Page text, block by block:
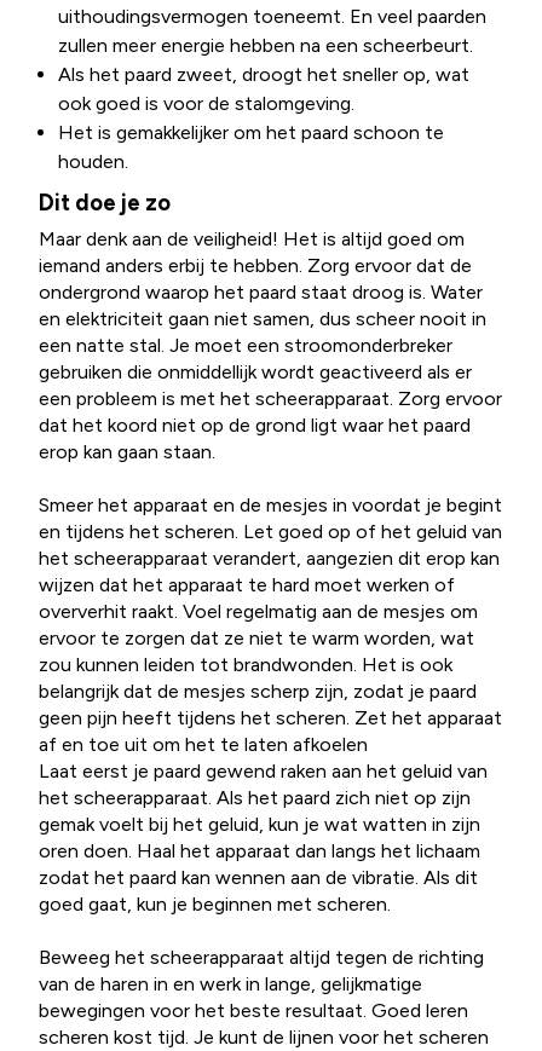
uithoudingsvermogen toeneemt. En veel paarden
zullen meer energie hebben na een scheerbeurt.
Als het paard zweet, droogt het sneller op, wat
ook goed is voor de stalomgeving.
Het is gemakkelijker om het paard schoon te
houden.
Dit doe je zo
Maar denk aan de veiligheid! Het is altijd goed om
iemand anders erbij te hebben. Zorg ervoor dat de
ondergrond waarop het paard staat droog is. Water
en elektriciteit gaan niet samen, dus scheer nooit in
een natte stal. Je moet een stroomonderbreker
gebruiken die onmiddellijk wordt geactiveerd als er
een probleem is met het scheerapparaat. Zorg ervoor
dat het koord niet op de grond ligt waar het paard
erop kan gaan staan.
Smeer het apparaat en de mesjes in voordat je begint
en tijdens het scheren. Let goed op of het geluid van
het scheerapparaat verandert, aangezien dit erop kan
wijzen dat het apparaat te hard moet werken of
oververhit raakt. Voel regelmatig aan de mesjes om
ervoor te zorgen dat ze niet te warm worden, wat
zou kunnen leiden tot brandwonden. Het is ook
belangrijk dat de mesjes scherp zijn, zodat je paard
geen pijn heeft tijdens het scheren. Zet het apparaat
af en toe uit om het te laten afkoelen
Laat eerst je paard gewend raken aan het geluid van
het scheerapparaat. Als het paard zich niet op zijn
gemak voelt bij het geluid, kun je wat watten in zijn
oren doen. Haal het apparaat dan langs het lichaam
zodat het paard kan wennen aan de vibratie. Als dit
goed gaat, kun je beginnen met scheren.
Beweeg het scheerapparaat altijd tegen de richting
van de haren in en werk in lange, gelijkmatige
bewegingen voor het beste resultaat. Goed leren
scheren kost tijd. Je kunt de lijnen voor het scheren